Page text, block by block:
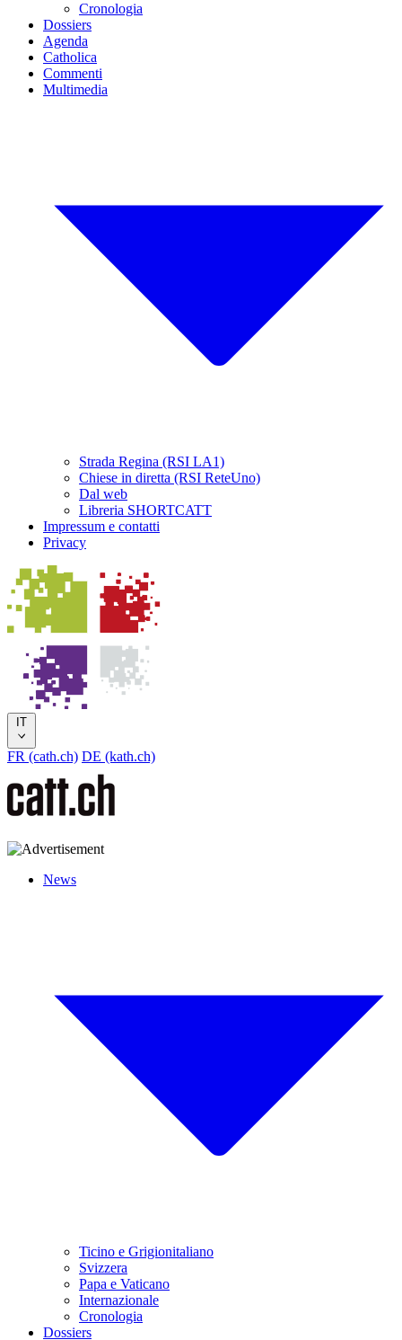
Cronologia
Dossiers
Agenda
Catholica
Commenti
Multimedia
Strada Regina (RSI LA1)
Chiese in diretta (RSI ReteUno)
Dal web
Libreria SHORTCATT
Impressum e contatti
Privacy
IT
FR (cath.ch) DE (kath.ch)
News
Ticino e Grigionitaliano
Svizzera
Papa e Vaticano
Internazionale
Cronologia
Dossiers